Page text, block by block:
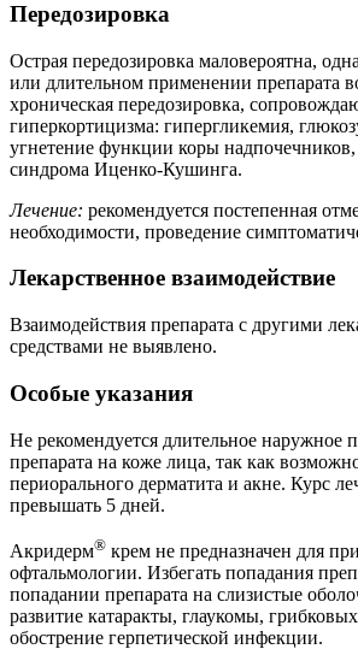
Передозировка
Острая передозировка маловероятна,
или длительном применении препарата
хроническая передозировка,
гиперкортицизма: гипергликемия,
угнетение функции коры
синдрома Иценко-Кушинга.
Лечение: рекомендуется постепенная
необходимости, проведение
Лекарственное взаимодействие
Взаимодействия препарата с другими
средствами не выявлено.
Особые указания
Не рекомендуется длительное наружное
препарата на коже лица, так как
периорального дерматита и акне. Курс
превышать 5 дней.
Акридерм® крем не предназначен для
офтальмологии. Избегать попадания
попадании препарата на слизистые
развитие катаракты, глаукомы,
обострение герпетической инфекции.